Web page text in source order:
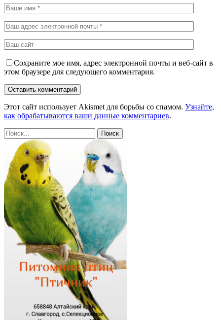
Сохраните мое имя, адрес электронной почты и веб-сайт в
этом браузере для следующего комментария.
Этот сайт использует Akismet для борьбы со спамом. Узнайте,
как обрабатываются ваши данные комментариев.